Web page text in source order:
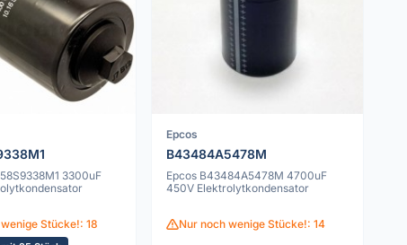
3300uF
Stücke!: 18
Epcos
B43484A5478M
Epcos B43484A5478M 4700uF
450V Elektrolytkondensator
Nur noch wenige Stücke!: 14